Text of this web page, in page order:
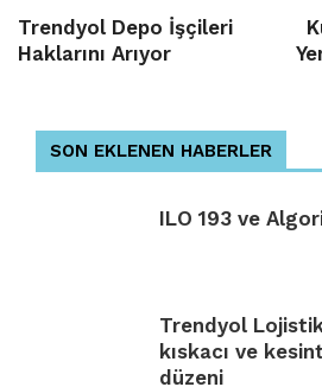
Trendyol Depo İşçileri
Haklarını Arıyor
SON EKLENEN HABERLER
ILO 193 ve
Trendyol
kıskacı ve
düzeni